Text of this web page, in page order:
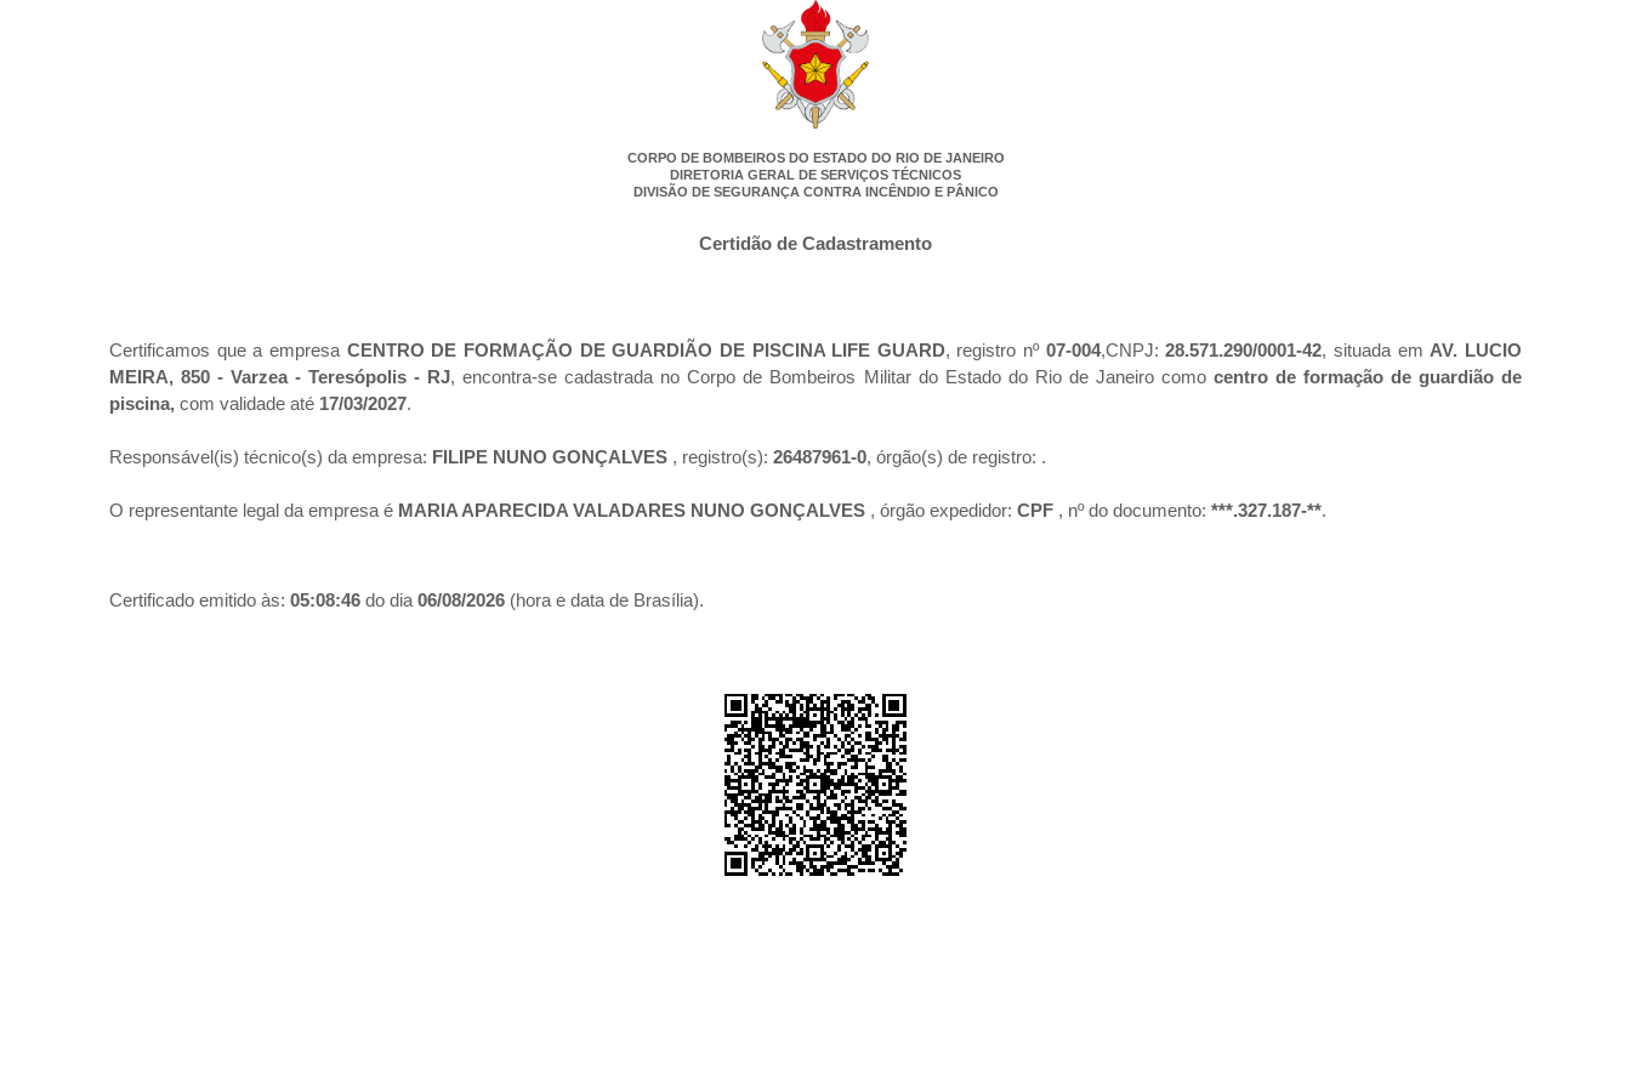
CORPO DE BOMBEIROS DO ESTADO DO RIO DE JANEIRO
DIRETORIA GERAL DE SERVIÇOS TÉCNICOS
DIVISÃO DE SEGURANÇA CONTRA INCÊNDIO E PÂNICO
Certidão de Cadastramento
Certificamos que a empresa CENTRO DE FORMAÇÃO DE GUARDIÃO DE PISCINA LIFE GUARD, registro nº07-004,CNPJ:28.571.290/0001-42, situada em AV. LUCIO
MEIRA, 850 - Varzea - Teresópolis - RJ, encontra-se cadastrada no Corpo de Bombeiros Militar do Estado do Rio de Janeiro como centro de formação de guardião de
piscina, com validade até 17/03/2027.
Responsável(is) técnico(s) da empresa: FILIPE NUNO GONÇALVES , registro(s): 26487961-0, órgão(s) de registro: .
O representante legal da empresa é MARIA APARECIDA VALADARES NUNO GONÇALVES , órgão expedidor: CPF , nº do documento: ***.327.187-**.
Certificado emitido às: 05:08:46 do dia 06/08/2026 (hora e data de Brasília).